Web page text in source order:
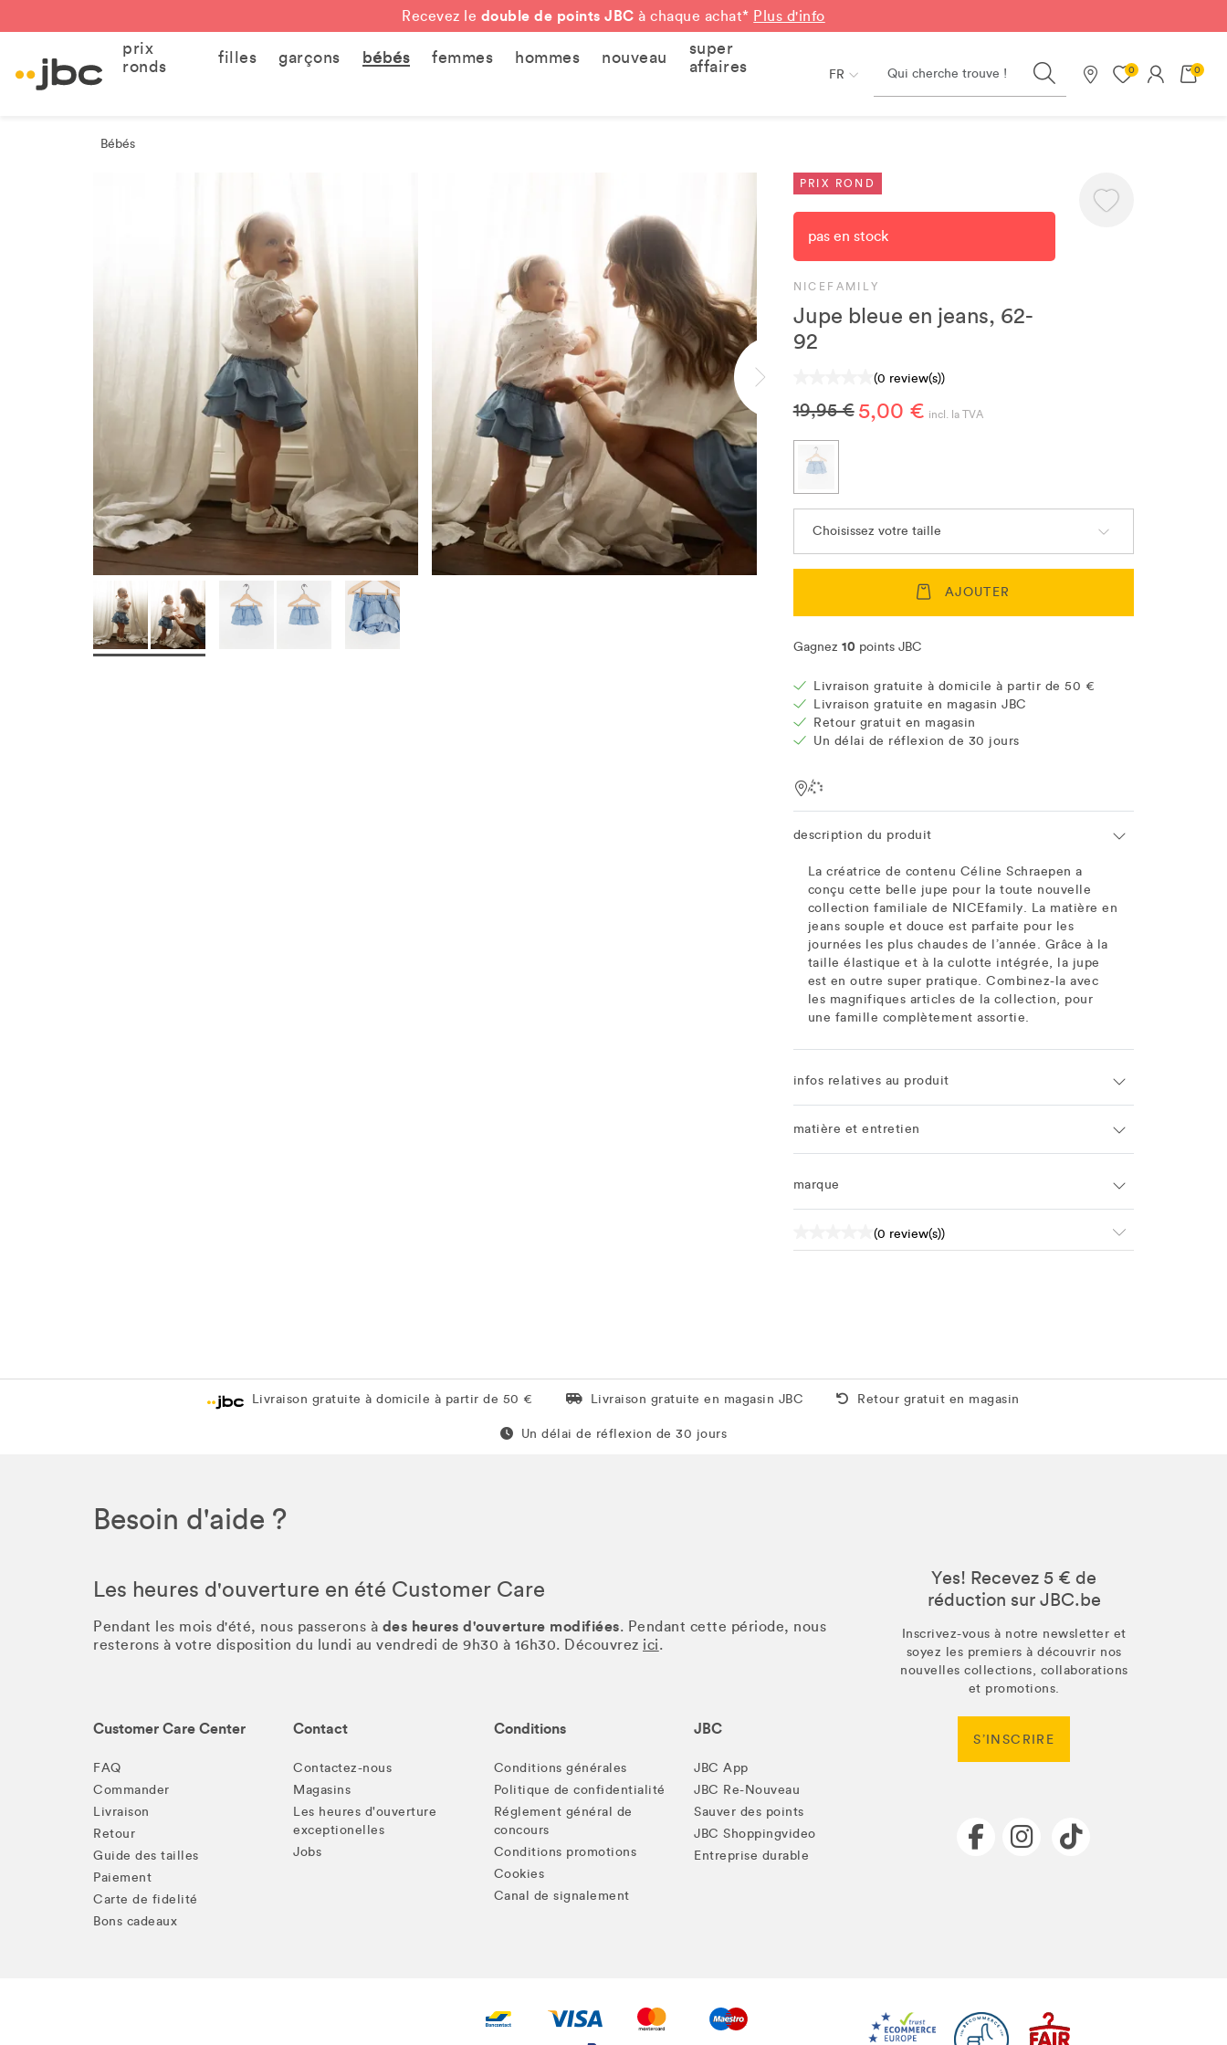
Recevez le double de points JBC à chaque achat* Plus d'info
prix
ronds
filles garçons bébés femmes hommes nouveau
super
affaires
FR Search
Nos magasins
0 0
Bébés
PRIX ROND
pas en stock
NICEFAMILY
Jupe bleue en jeans, 62-
92
(0 review(s))
19,95 € 5,00 € incl. la TVA
Choisissez votre taille
AJOUTER
Gagnez 10 points JBC
Livraison gratuite à domicile à partir de 50 €
Livraison gratuite en magasin JBC
Retour gratuit en magasin
Un délai de réflexion de 30 jours
Location
description du produit
La créatrice de contenu Céline Schraepen a
conçu cette belle jupe pour la toute nouvelle
collection familiale de NICEfamily. La matière en
jeans souple et douce est parfaite pour les
journées les plus chaudes de l’année. Grâce à la
taille élastique et à la culotte intégrée, la jupe
est en outre super pratique. Combinez-la avec
les magnifiques articles de la collection, pour
une famille complètement assortie.
infos relatives au produit
matière et entretien
marque
(0 review(s))
Livraison gratuite à domicile à partir de 50 € Livraison gratuite en magasin JBC
Livraison gratuite en magasin JBC Retour gratuit aussi en magasin
Retour gratuit en magasin
Un délai de réflexion de 60 jours
Un délai de réflexion de 30 jours
Besoin d'aide ?
Les heures d'ouverture en été Customer Care
Pendant les mois d'été, nous passerons à des heures d'ouverture modifiées. Pendant cette période, nous
resterons à votre disposition du lundi au vendredi de 9h30 à 16h30. Découvrez ici.
Customer Care Center
FAQ
Commander
Livraison
Retour
Guide des tailles
Paiement
Carte de fidelité
Bons cadeaux
Contact
Contactez-nous
Magasins
Les heures d'ouverture
exceptionelles
Jobs
Conditions
Conditions générales
Politique de confidentialité
Réglement général de
concours
Conditions promotions
Cookies
Canal de signalement
JBC
JBC App
JBC Re-Nouveau
Sauver des points
JBC Shoppingvideo
Entreprise durable
Yes! Recevez 5 € de
réduction sur JBC.be
Inscrivez-vous à notre newsletter et
soyez les premiers à découvrir nos
nouvelles collections, collaborations
et promotions.
S’INSCRIRE